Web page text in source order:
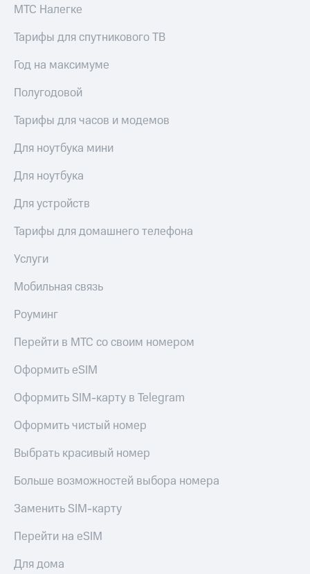
МТС Налегке
Тарифы для спутникового ТВ
Год на максимуме
Полугодовой
Тарифы для часов и модемов
Для ноутбука мини
Для ноутбука
Для устройств
Тарифы для домашнего телефона
Услуги
Мобильная связь
Роуминг
Перейти в МТС со своим номером
Оформить eSIM
Оформить SIM-карту в Telegram
Оформить чистый номер
Выбрать красивый номер
Больше возможностей выбора номера
Заменить SIM-карту
Перейти на eSIM
Для дома